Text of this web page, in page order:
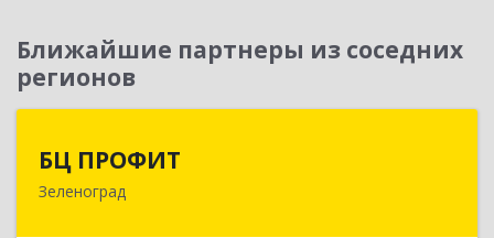
Ближайшие партнеры из соседних
регионов
БЦ ПРОФИТ
Зеленоград124482, Москва г, Зеленоград г, корпус 340,